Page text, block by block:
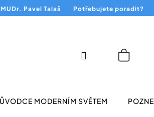
MUDr. Pavel Talaš Potřebujete poradit?
MODERNÍM SVĚTEM
Přihlášení